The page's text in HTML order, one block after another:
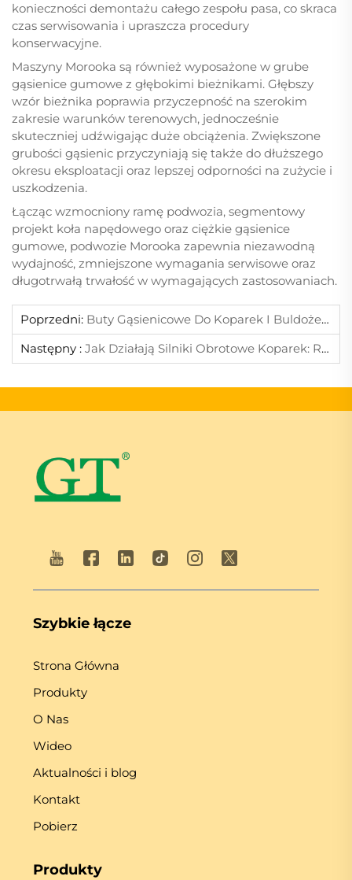
konieczności demontażu całego zespołu pasa, co skraca
czas serwisowania i upraszcza procedury
konserwacyjne.
Maszyny Morooka są również wyposażone w grube
gąsienice gumowe z głębokimi bieżnikami. Głębszy
wzór bieżnika poprawia przyczepność na szerokim
zakresie warunków terenowych, jednocześnie
skuteczniej udźwigając duże obciążenia. Zwiększone
grubości gąsienic przyczyniają się także do dłuższego
okresu eksploatacji oraz lepszej odporności na zużycie i
uszkodzenia.
Łącząc wzmocniony ramę podwozia, segmentowy
projekt koła napędowego oraz ciężkie gąsienice
gumowe, podwozie Morooka zapewnia niezawodną
wydajność, zmniejszone wymagania serwisowe oraz
długotrwałą trwałość w wymagających zastosowaniach.
Poprzedni: Buty Gąsienicowe Do Koparek I Buldożerów: 3 Kluczowe Różnice, Które Pomogą Wybrać Odpowiednie Części Podwozia
Następny : Jak Działają Silniki Obrotowe Koparek: Rzeczywista Mechanika I Wydajność Na Placu Budowy
Szybkie łącze
Strona Główna
Produkty
O Nas
Wideo
Aktualności i blog
Kontakt
Pobierz
Produkty